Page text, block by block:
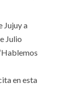
Jujuy a
Julio
en esta